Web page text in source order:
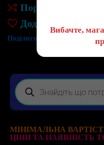
Порівняння
Додати до списку
Поділитись:
МІНІМАЛЬНА
ЦІНИ ТА НАЯВНІСТЬ
Вибачте,